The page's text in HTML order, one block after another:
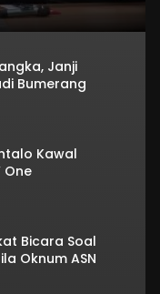
Janji
Bumerang
Kawal
One
Bicara Soal
Oknum ASN